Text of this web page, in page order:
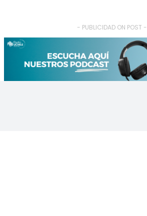
- PUBLICIDAD ON POST -